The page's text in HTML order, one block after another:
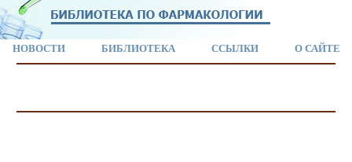
НОВОСТИ БИБЛИОТЕКА ССЫЛКИ О САЙТЕ